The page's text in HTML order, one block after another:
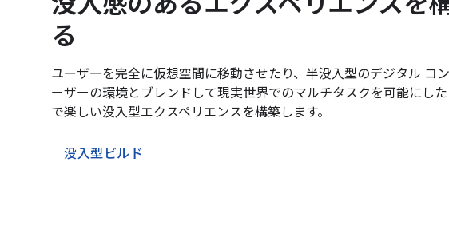
る
ユーザーを完全に仮想空間に移動させたり、半没入型のデジタル コ
ーザーの環境とブレンドして現実世界でのマルチタスクを可能にし
で楽しい没入型エクスペリエンスを構築します。
没入型ビルド